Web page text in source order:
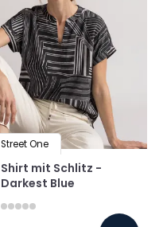
Street One
Shirt mit Schlitz -
Darkest Blue